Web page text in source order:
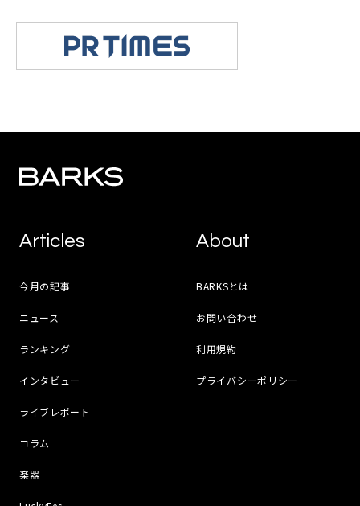
Articles
今月の記事
ニュース
ランキング
インタビュー
ライブレポート
コラム
楽器
About
BARKSとは
お問い合わせ
利用規約
プライバシーポリシー